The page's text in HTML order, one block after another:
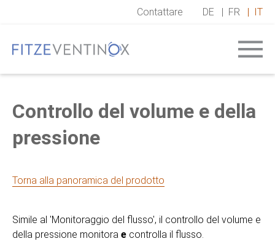
Contattare DE | FR | IT
Controllo del volume e della
pressione
Torna alla panoramica del prodotto
Simile al 'Monitoraggio del flusso', il controllo del volume e
della pressione monitora e controlla il flusso.